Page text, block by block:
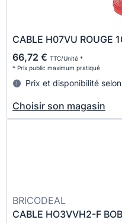
CABLE H07VU ROUGE
66,72 € TTC/Unité *
* Prix public maximum pratiqué
Prix et disponibilité
Choisir son magasin
BRICODEAL
CABLE HO3VVH2-F